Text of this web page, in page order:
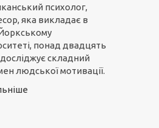
психолог,
яка викладає в
понад двадцять
складний
людської мотивації.